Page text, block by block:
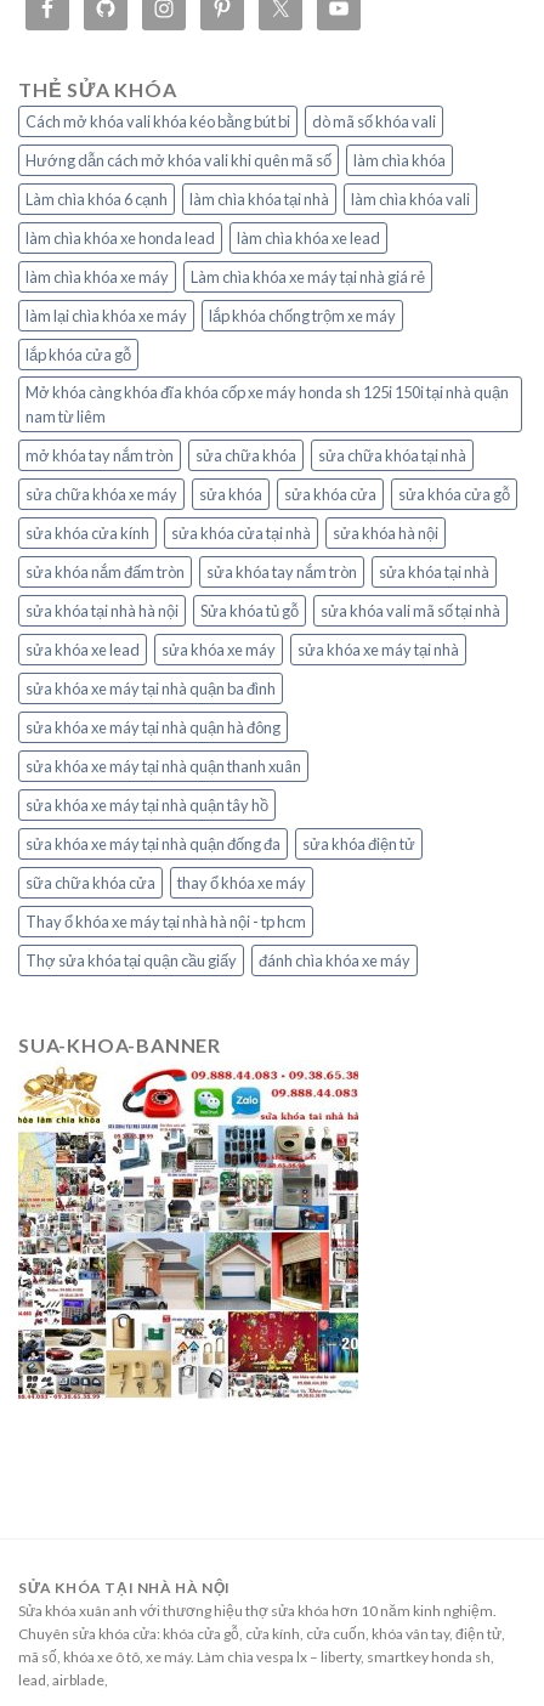
THẺ SỬA KHÓA
Cách mở khóa vali khóa kéo bằng bút bi
dò mã số khóa vali
Hướng dẫn cách mở khóa vali khi quên mã số
làm chìa khóa
Làm chìa khóa 6 cạnh
làm chìa khóa tại nhà
làm chìa khóa vali
làm chìa khóa xe honda lead
làm chìa khóa xe lead
làm chìa khóa xe máy
Làm chìa khóa xe máy tại nhà giá rẻ
làm lại chìa khóa xe máy
lắp khóa chống trộm xe máy
lắp khóa cửa gỗ
Mở khóa càng khóa đĩa khóa cốp xe máy honda sh 125i 150i tại nhà quận
nam từ liêm
mở khóa tay nắm tròn
sửa chữa khóa
sửa chữa khóa tại nhà
sửa chữa khóa xe máy
sửa khóa sửa khóa cửa
sửa khóa cửa gỗ
sửa khóa cửa kính
sửa khóa cửa tại nhà
sửa khóa hà nội
sửa khóa nắm đấm tròn
sửa khóa tay nắm tròn
sửa khóa tại nhà
sửa khóa tại nhà hà nội
Sửa khóa tủ gỗ
sửa khóa vali mã số tại nhà
sửa khóa xe lead
sửa khóa xe máy
sửa khóa xe máy tại nhà
sửa khóa xe máy tại nhà quận ba đình
sửa khóa xe máy tại nhà quận hà đông
sửa khóa xe máy tại nhà quận thanh xuân
sửa khóa xe máy tại nhà quận tây hồ
sửa khóa xe máy tại nhà quận đống đa
sửa khóa điện tử
sữa chữa khóa cửa
thay ổ khóa xe máy
Thay ổ khóa xe máy tại nhà hà nội - tp hcm
Thợ sửa khóa tại quận cầu giấy
đánh chìa khóa xe máy
SUA-KHOA-BANNER
SỬA KHÓA TẠI NHÀ HÀ NỘI
Sửa khóa xuân anh với thương hiệu thợ sửa khóa hơn 10 năm kinh nghiệm.
Chuyên sửa khóa cửa: khóa cửa gỗ, cửa kính, cửa cuốn, khóa vân tay, điện tử,
mã số, khóa xe ô tô, xe máy. Làm chìa vespa lx – liberty, smartkey honda sh,
lead, airblade,